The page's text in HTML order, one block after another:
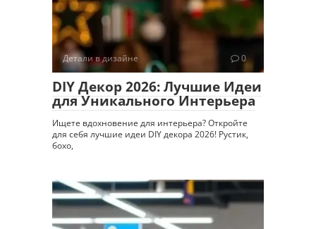
Детали в дизайне 0
DIY Декор 2026: Лучшие Идеи
для Уникального Интерьера
Ищете вдохновение для интерьера? Откройте
для себя лучшие идеи DIY декора 2026! Рустик,
бохо,